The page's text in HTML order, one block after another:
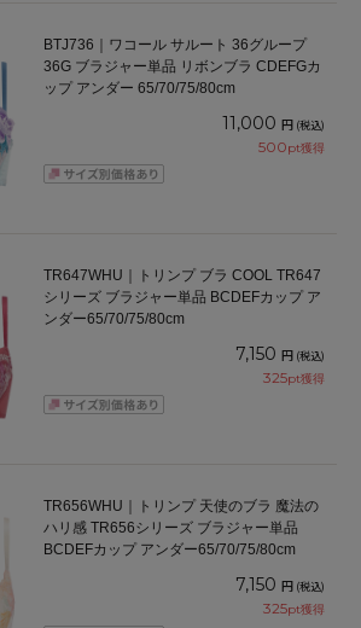
BTJ736｜ワコール サルート 36グループ
36G ブラジャー単品 リボンブラ CDEFGカ
ップ アンダー 65/70/75/80cm
11,000 円 (税込)
500pt獲得
TR647WHU｜トリンプ ブラ COOL TR647
シリーズ ブラジャー単品 BCDEFカップ ア
ンダー65/70/75/80cm
7,150 円 (税込)
325pt獲得
TR656WHU｜トリンプ 天使のブラ 魔法の
ハリ感 TR656シリーズ ブラジャー単品
BCDEFカップ アンダー65/70/75/80cm
7,150 円 (税込)
325pt獲得